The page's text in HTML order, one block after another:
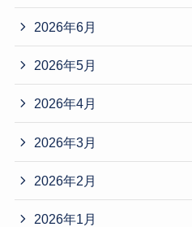
2026年6月
2026年5月
2026年4月
2026年3月
2026年2月
2026年1月